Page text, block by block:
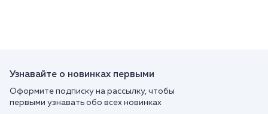
Узнавайте о новинках первыми
Оформите подписку на рассылку, чтобы
первыми узнавать обо всех новинках